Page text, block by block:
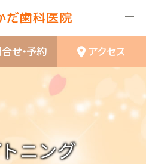
せ・予約 アクセス
ニング